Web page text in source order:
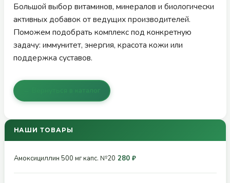
Большой выбор витаминов, минералов и биологически
активных добавок от ведущих производителей.
Поможем подобрать комплекс под конкретную
задачу: иммунитет, энергия, красота кожи или
поддержка суставов.
НАШИ ТОВАРЫ
Амоксициллин 500 мг капс. №20 280 ₽